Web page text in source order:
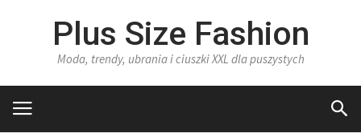
Plus Size Fashion
Moda, trendy, ubrania i ciuszki XXL dla puszystych